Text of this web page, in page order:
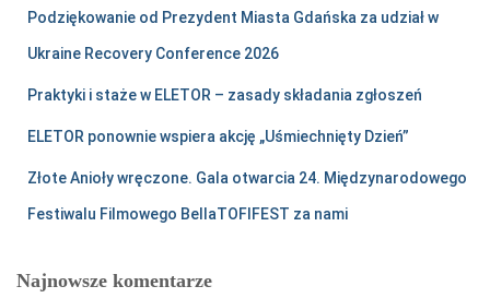
Podziękowanie od Prezydent Miasta Gdańska za udział w
Ukraine Recovery Conference 2026
Praktyki i staże w ELETOR – zasady składania zgłoszeń
ELETOR ponownie wspiera akcję „Uśmiechnięty Dzień”
Złote Anioły wręczone. Gala otwarcia 24. Międzynarodowego
Festiwalu Filmowego BellaTOFIFEST za nami
Najnowsze komentarze